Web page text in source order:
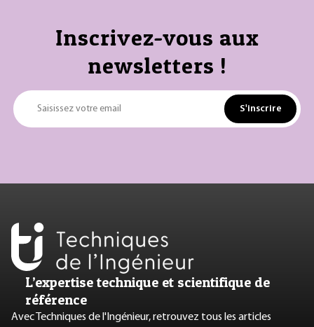
Inscrivez-vous aux
newsletters !
Saisissez votre email S'inscrire
L’expertise technique et scientifique de
référence
Avec Techniques de l'Ingénieur, retrouvez tous les articles